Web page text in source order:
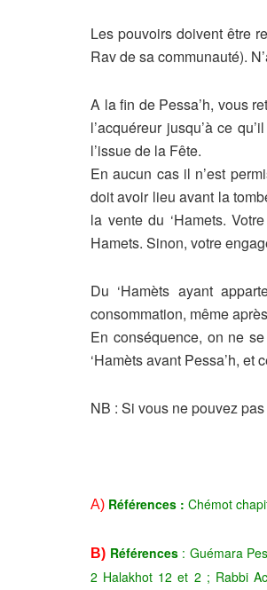
Les pouvoirs doivent être
Rav de sa communauté).
A la fin de Pessa’h, vous
l’acquéreur jusqu’à ce qu’il
l’issue de la Fête.
En aucun cas il n’est
doit avoir lieu avant la
la vente du ‘Hamets.
Hamets. Sinon, votre
Du ‘Hamèts ayant
consommation, même
En conséquence, on ne
‘Hamèts avant Pessa’h, et
NB : Si vous ne pouvez
A) Références : Chémot
B) Références : Guémara
2 Halakhot 12 et 2 ; Rabbi